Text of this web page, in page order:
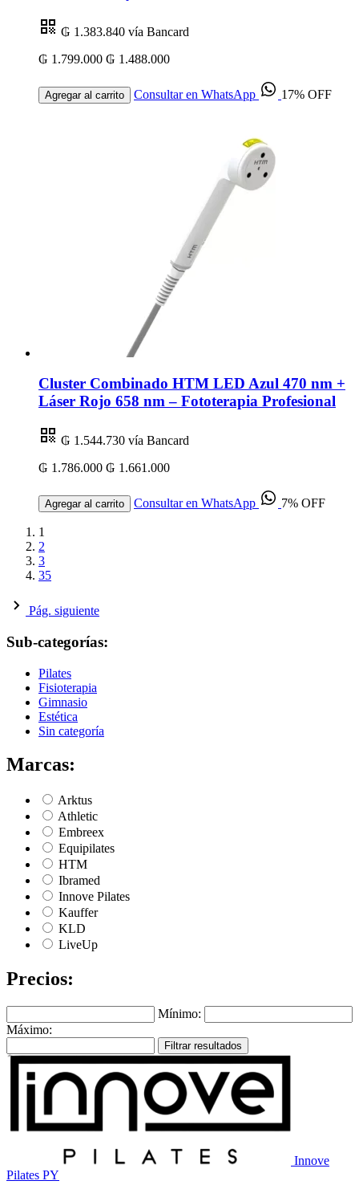
₲ 1.383.840 vía Bancard
₲ 1.799.000 ₲ 1.488.000
Agregar al carrito Consultar en WhatsApp 17% OFF
Cluster Combinado HTM LED Azul 470 nm +
Láser Rojo 658 nm – Fototerapia Profesional
₲ 1.544.730 vía Bancard
₲ 1.786.000 ₲ 1.661.000
Agregar al carrito Consultar en WhatsApp 7% OFF
1
2
3
35
Pág. siguiente
Sub-categorías:
Pilates
Fisioterapia
Gimnasio
Estética
Sin categoría
Marcas:
Arktus
Athletic
Embreex
Equipilates
HTM
Ibramed
Innove Pilates
Kauffer
KLD
LiveUp
Precios:
Mínimo:
Máximo:
Filtrar resultados
Innove
Pilates PY